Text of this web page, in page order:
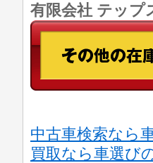
有限会社 テッ
中古車検索なら
買取なら車選び